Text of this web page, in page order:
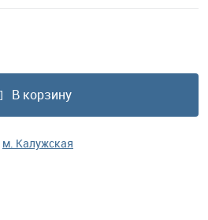
В корзину
м. Калужская